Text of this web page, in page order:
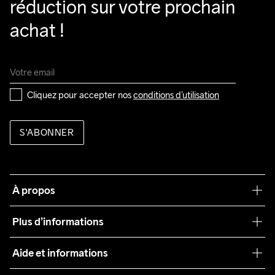
réduction sur votre prochain
achat !
Cliquez pour accepter nos conditions d’utilisation
S'ABONNER
À propos
Plus d’informations
Teamwear
Aide et informations